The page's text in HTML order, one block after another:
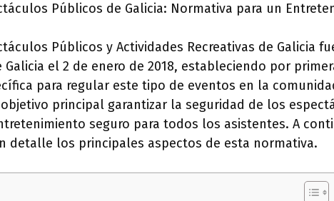
Públicos de Galicia: Normativa para un
Públicos y Actividades Recreativas de Galicia
Galicia el 2 de enero de 2018, estableciendo por
para regular este tipo de eventos en la
principal garantizar la seguridad de los
seguro para todos los asistentes. A
detalle los principales aspectos de esta normativa.